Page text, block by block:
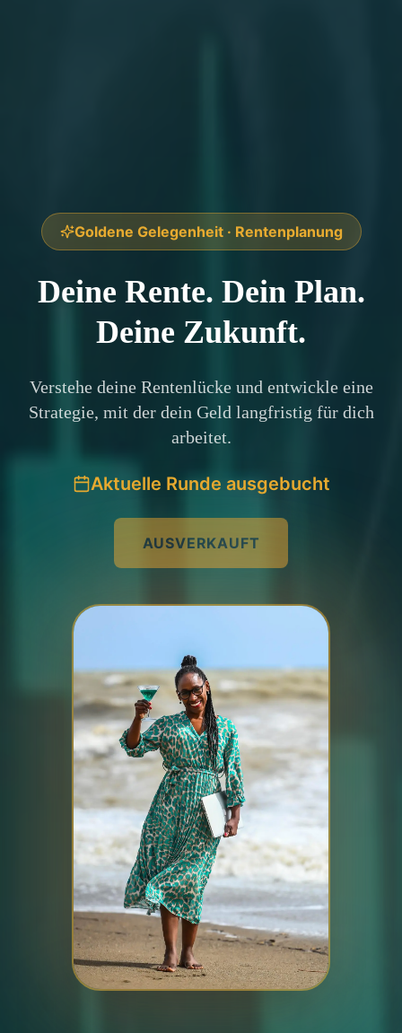
Goldene Gelegenheit · Rentenplanung
Deine Rente. Dein Plan.
Deine Zukunft.
Verstehe deine Rentenlücke und entwickle eine
Strategie, mit der dein Geld langfristig für dich
arbeitet.
Aktuelle Runde ausgebucht
AUSVERKAUFT